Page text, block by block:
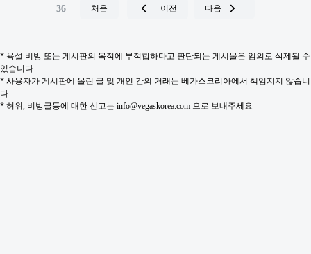
36 처음 이전 다음
* 욕설 비방 또는 게시판의 목적에 부적합하다고 판단되는 게시물은 임의로 삭제될 수
있습니다.
* 사용자가 게시판에 올린 글 및 개인 간의 거래는 베가스코리아에서 책임지지 않습니
다.
* 허위, 비방글등에 대한 신고는 info@vegaskorea.com 으로 보내주세요